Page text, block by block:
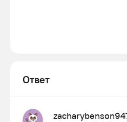
Ответ